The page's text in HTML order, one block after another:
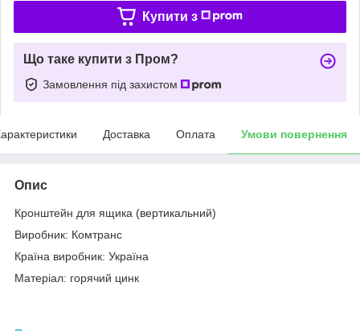
Купити з
Що таке купити з Пром?
Замовлення під захистом
Доставка Оплата Умови повернення
Опис
Кронштейн для ящика (вертикальний)
Виробник: Комтранс
Країна виробник: Україна
Матеріал: горячий цинк